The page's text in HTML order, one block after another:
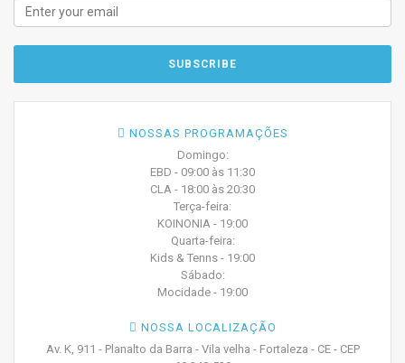
NOSSAS PROGRAMAÇÕES
Domingo:
EBD - 09:00 às 11:30
CLA - 18:00 às 20:30
Terça-feira:
KOINONIA - 19:00
Quarta-feira:
Kids & Tenns - 19:00
Sábado:
Mocidade - 19:00
NOSSA LOCALIZAÇÃO
Av. K, 911 - Planalto da Barra - Vila velha - Fortaleza - CE - CEP